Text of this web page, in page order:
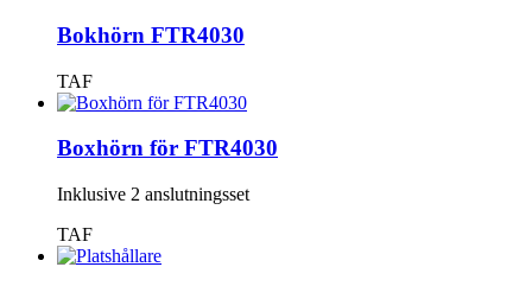
Bokhörn FTR4030
TAF
Boxhörn för FTR4030
Inklusive 2 anslutningsset
TAF